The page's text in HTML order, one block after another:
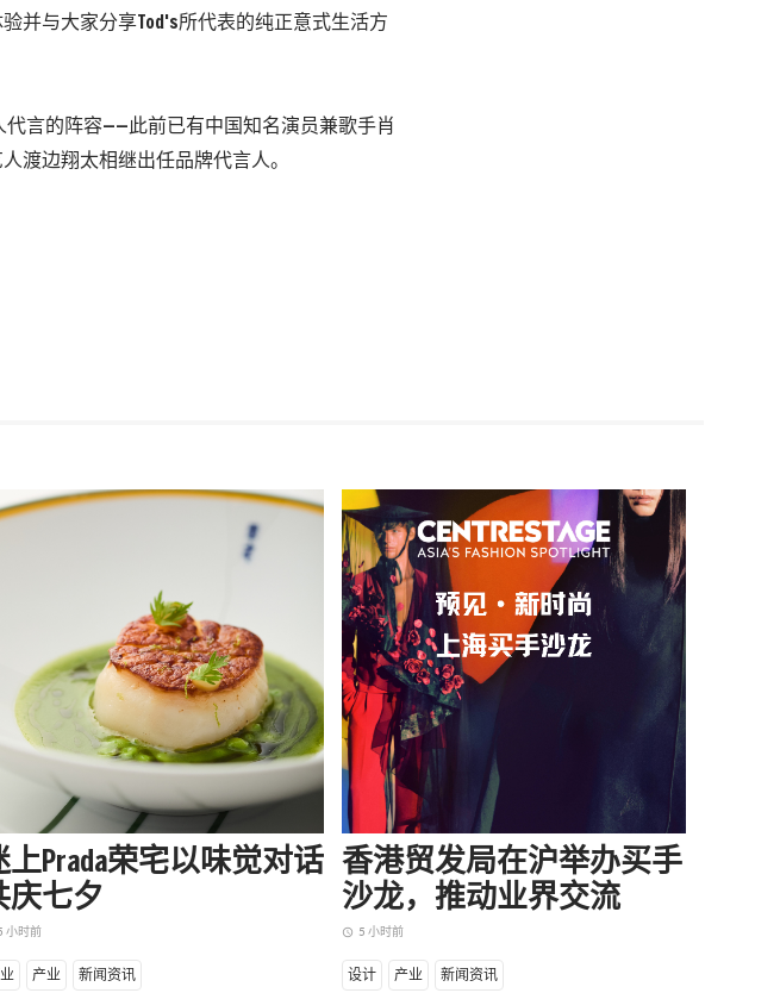
并与大家分享Tod's所代表的纯正意式生活方
言的阵容——此前已有中国知名演员兼歌手肖
渡边翔太相继出任品牌代言人。
上Prada荣宅以味觉对话
庆七夕
小时前
产业 新闻资讯
香港贸发局在沪举办买手
沙龙，推动业界交流
access_time 5 小时前
设计 产业 新闻资讯